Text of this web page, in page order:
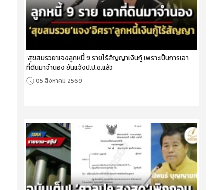
‘สุขสมรวย’แจงลูกหนี้ 9 รายไร้สัญญาเงินกู้ เพราะเป็นการเอา
ที่ดินมาจำนอง ยันแจ้งป.ป.ช.แล้ว
05 สิงหาคม 2569